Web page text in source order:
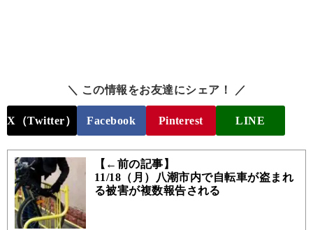
＼ この情報をお友達にシェア！ ／
X（Twitter） Facebook Pinterest LINE
【←前の記事】
11/18（月）八潮市内で自転車が盗まれ
る被害が複数報告される